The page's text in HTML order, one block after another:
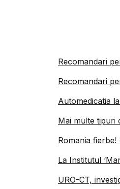
Recomandari
Recomandari
Automedicatia
Mai multe tipuri
Romania
La Institutul
URO-CT,